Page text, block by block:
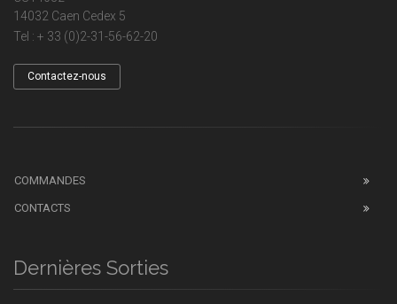
14032 Caen Cedex 5
Tel : + 33 (0)2-31-56-62-20
Contactez-nous
COMMANDES
CONTACTS
Dernières Sorties